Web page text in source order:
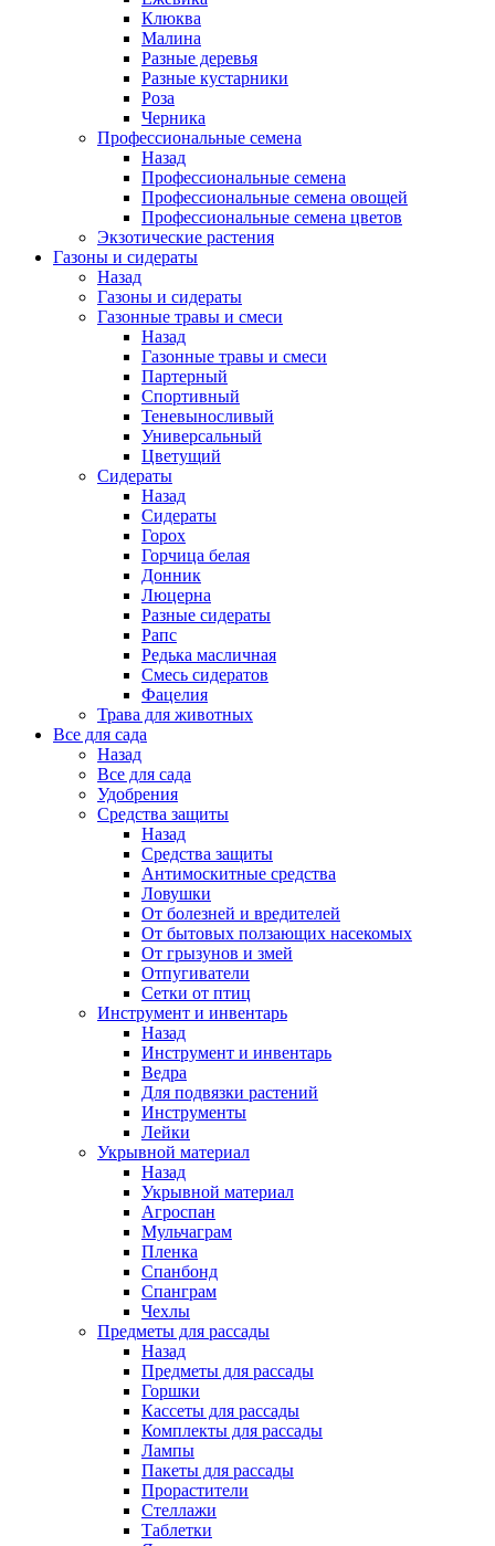
Клюква
Малина
Разные деревья
Разные кустарники
Роза
Черника
Профессиональные семена
Назад
Профессиональные семена
Профессиональные семена овощей
Профессиональные семена цветов
Экзотические растения
Газоны и сидераты
Назад
Газоны и сидераты
Газонные травы и смеси
Назад
Газонные травы и смеси
Партерный
Спортивный
Теневыносливый
Универсальный
Цветущий
Сидераты
Назад
Сидераты
Горох
Горчица белая
Донник
Люцерна
Разные сидераты
Рапс
Редька масличная
Смесь сидератов
Фацелия
Трава для животных
Все для сада
Назад
Все для сада
Удобрения
Средства защиты
Назад
Средства защиты
Антимоскитные средства
Ловушки
От болезней и вредителей
От бытовых ползающих насекомых
От грызунов и змей
Отпугиватели
Сетки от птиц
Инструмент и инвентарь
Назад
Инструмент и инвентарь
Ведра
Для подвязки растений
Инструменты
Лейки
Укрывной материал
Назад
Укрывной материал
Агроспан
Мульчаграм
Пленка
Спанбонд
Спанграм
Чехлы
Предметы для рассады
Назад
Предметы для рассады
Горшки
Кассеты для рассады
Комплекты для рассады
Лампы
Пакеты для рассады
Прорастители
Стеллажи
Таблетки